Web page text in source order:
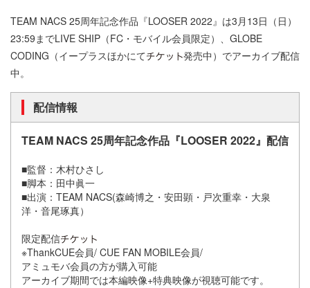
TEAM NACS 25周年記念作品『LOOSER 2022』は3月13日（日）
23:59までLIVE SHIP（FC・モバイル会員限定）、GLOBE
CODING（イープラスほかにて
発売中）でアーカイブ配信
中。
配信情報
TEAM NACS 25周年記念作品『LOOSER 2022』配信
■監督：木村ひさし
■脚本：田中眞一
■出演：TEAM NACS(森崎博之・安田顕・戸次重幸・大泉
洋・音尾琢真）
限定配信
※ThankCUE会員/ CUE FAN MOBILE会員/
アミュモバ会員の方が購入可能
アーカイブ期間では本編映像+特典映像が視聴可能です。